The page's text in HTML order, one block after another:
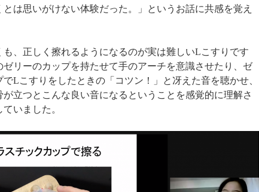
とは思いがけない体験だった。」というお話に共感を覚え
も、正しく擦れるようになるのが実は難しいLこすりです
ゼリーのカップを持たせて手のアーチを意識させたり、ゼ
でLこすりをしたときの「コツン！」と冴えた音を聴かせ、
が立つとこんな良い音になるということを感覚的に理解さ
いました。